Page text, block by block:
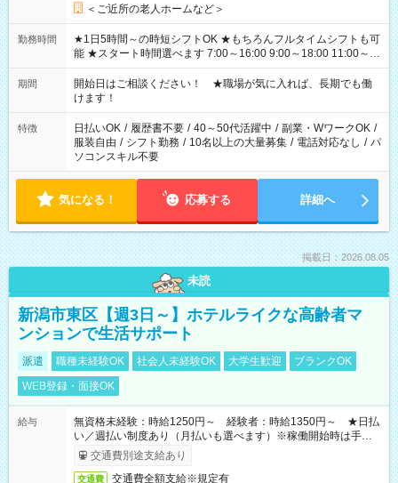
＜ご近所の老人ホームなど＞
勤務時間
★1日5時間～の時短シフトOK ★もちろんフルタイムシフトも可
能 ★スタート時間選べます 7:00～16:00 9:00～18:00 11:00～
20:00 など 残業なし！ ※Wワークの場合、他のお仕事と合わせ
週40時間超の就業はご案内できません ※法令に基づき、週20時
間以上勤務は社会保険への加入対象となります ※労働者派遣法
（日雇い派遣の原則禁止）により、短時間・短期間の就業はご
案内が難しい場合があります
期間
開始日はご相談ください！ ★職場が気に入れば、長期でも働
けます！
特徴 日払いOK / 履歴書不要 / 40～50代活躍中 / 副業・WワークOK /
服装自由 / シフト勤務 / 10名以上の大量募集 / 電話対応なし / パ
ソコンスキル不要
気になる！ 応募する 詳細へ
掲載日：2026.08.05
未読
新潟市東区【週3日～】ホテルライクな高齢者マ
ンションで生活サポート
派遣 職種未経験OK 社会人未経験OK 大学生歓迎
ブランクOK
WEB登録・面接OK
給与
無資格未経験：時給1250円～ 経験者：時給1350円～ ★日払
い／週払い制度あり（月払いも選べます）※稼働開始時は手続き
完了次第のお支払いとなります。
交通費別途支給あり
交通費 交通費全額支給※規定有